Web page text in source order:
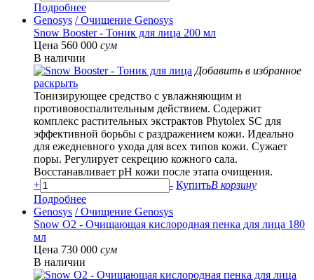
Подробнее
Genosys / Очищение Genosys
Snow Booster - Тоник для лица 200 мл
Цена 560 000 сум
В наличии
Добавить в избранное
раскрыть
Тонизирующее средство с увлажняющим и
противовоспалительным действием. Содержит
комплекс растительных экстрактов Phytolex SC для
эффективной борьбы с раздражением кожи. Идеально
для ежедневного ухода для всех типов кожи. Сужает
поры. Регулирует секрецию кожного сала.
Восстанавливает pH кожи после этапа очищения.
+
- КупитьВ корзину
Подробнее
Genosys / Очищение Genosys
Snow О2 - Очищающая кислородная пенка для лица 180
мл
Цена 730 000 сум
В наличии